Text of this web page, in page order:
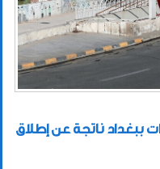
ببغداد ناتجة عن إطلاق